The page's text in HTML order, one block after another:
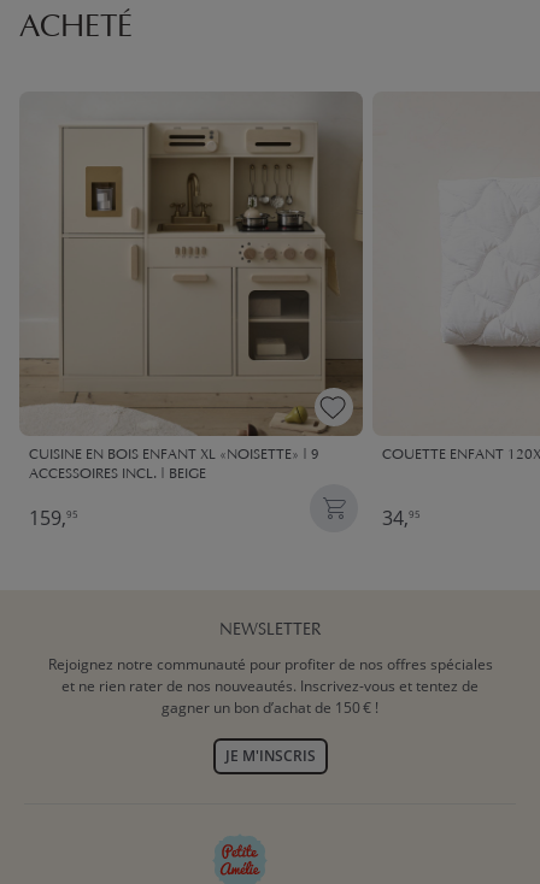
ACHETÉ
CUISINE EN BOIS ENFANT XL «NOISETTE» | 9
ACCESSOIRES INCL. | BEIGE
159,95
COUETTE ENFANT
34,95
NEWSLETTER
Rejoignez notre communauté pour profiter de nos offres spéciales
et ne rien rater de nos nouveautés. Inscrivez-vous et tentez de
gagner un bon d’achat de 150 € !
JE M'INSCRIS